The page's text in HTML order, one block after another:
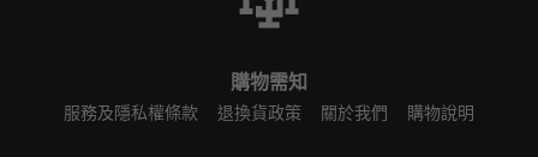
購物需知
服務及隱私權條款 退換貨政策 關於我們 購物說明